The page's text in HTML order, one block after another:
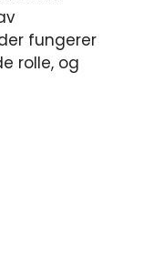
fungerer
rolle, og